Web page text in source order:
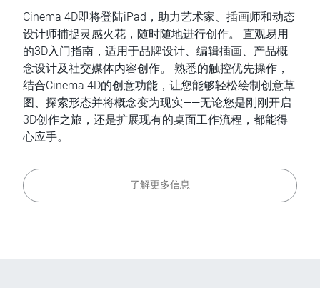
Cinema 4D即将登陆iPad，助力艺术家、插画师和动态
设计师捕捉灵感火花，随时随地进行创作。 直观易用
的3D入门指南，适用于品牌设计、编辑插画、产品概
念设计及社交媒体内容创作。 熟悉的触控优先操作，
结合Cinema 4D的创意功能，让您能够轻松绘制创意草
图、探索形态并将概念变为现实——无论您是刚刚开启
3D创作之旅，还是扩展现有的桌面工作流程，都能得
心应手。
了解更多信息